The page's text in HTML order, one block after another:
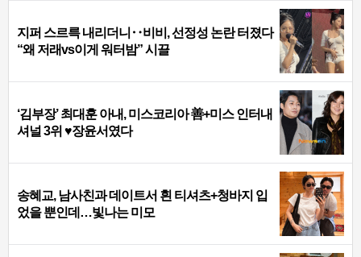
지퍼 스르륵 내리더니‥비비, 선정성 논란 터졌다
“왜 저래vs이게 워터밤” 시끌
‘김부장’ 최대훈 아내, 미스코리아 善+미스 인터내
셔널 3위 ♥장윤서였다
송혜교, 남사친과 데이트서 흰 티셔츠+청바지 입
었을 뿐인데…빛나는 미모